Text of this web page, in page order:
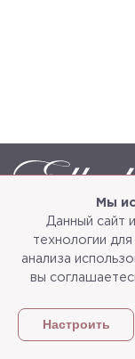
Мы
Данный сайт
технологии
анализа
вы
Настроить
Каталог
Сотрудничество
Политика